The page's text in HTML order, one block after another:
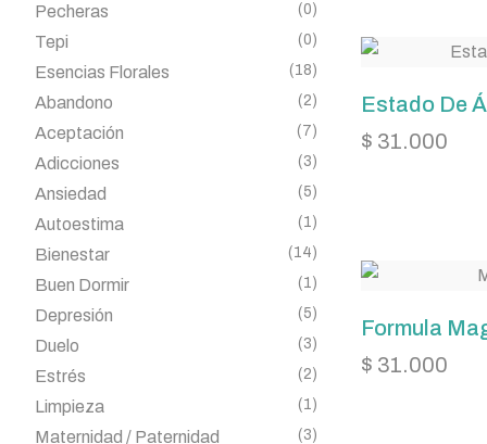
Pecheras (0)
Tepi (0)
Esencias Florales (18)
Abandono (2)
Aceptación (7)
Adicciones (3)
Ansiedad (5)
Autoestima (1)
Bienestar (14)
Buen Dormir (1)
Depresión (5)
Duelo (3)
Estrés (2)
Limpieza (1)
Maternidad / Paternidad (3)
Estado De
$ 31.000
Formula
$ 31.000